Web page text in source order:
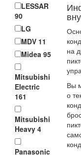
LESSAR
90
LG
MDV 11
Midea 95
Mitsubishi
Electric
161
Mitsubishi
Heavy 4
Panasonic
на
Вы
о